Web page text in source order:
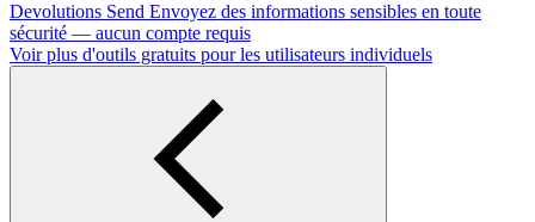
Devolutions Send Envoyez des informations sensibles en toute
sécurité — aucun compte requis
Voir plus d'outils gratuits pour les utilisateurs individuels